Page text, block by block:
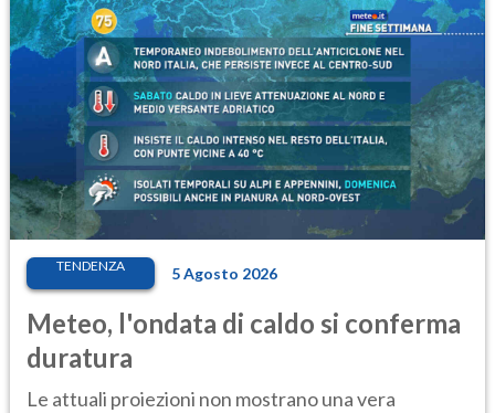
TENDENZA 5 Agosto 2026
Meteo, l'ondata di caldo si conferma
duratura
Le attuali proiezioni non mostrano una vera